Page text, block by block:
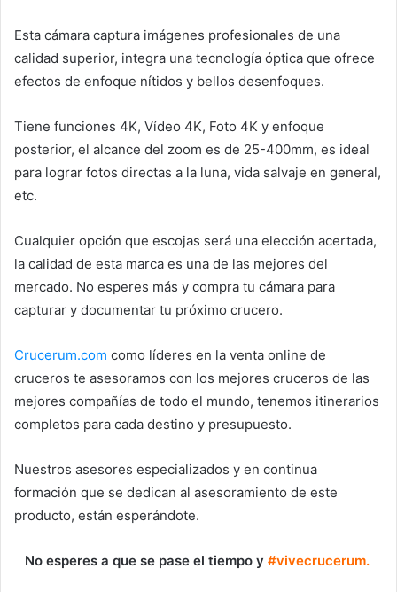
Esta cámara captura imágenes profesionales de una
calidad superior, integra una tecnología óptica que ofrece
efectos de enfoque nítidos y bellos desenfoques.
Tiene funciones 4K, Vídeo 4K, Foto 4K y enfoque
posterior, el alcance del zoom es de 25-400mm, es ideal
para lograr fotos directas a la luna, vida salvaje en general,
etc.
Cualquier opción que escojas será una elección acertada,
la calidad de esta marca es una de las mejores del
mercado. No esperes más y compra tu cámara para
capturar y documentar tu próximo crucero.
Crucerum.com como líderes en la venta online de
cruceros te asesoramos con los mejores cruceros de las
mejores compañías de todo el mundo, tenemos itinerarios
completos para cada destino y presupuesto.
Nuestros asesores especializados y en continua
formación que se dedican al asesoramiento de este
producto, están esperándote.
No esperes a que se pase el tiempo y #vivecrucerum.